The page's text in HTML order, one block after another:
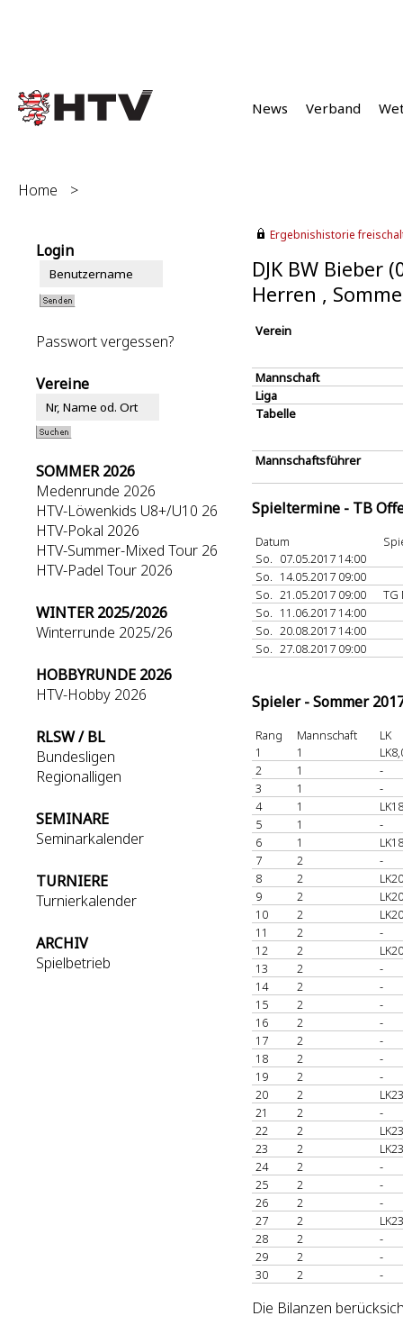
News Verband
Home >
Login
Passwort vergessen?
Vereine
SOMMER 2026
Medenrunde 2026
HTV-Löwenkids U8+/U10 26
HTV-Pokal 2026
HTV-Summer-Mixed Tour 26
HTV-Padel Tour 2026
WINTER 2025/2026
Winterrunde 2025/26
HOBBYRUNDE 2026
HTV-Hobby 2026
RLSW / BL
Bundesligen
Regionalligen
SEMINARE
Seminarkalender
TURNIERE
Turnierkalender
ARCHIV
Spielbetrieb
Ergebnishistorie
DJK BW Bieber
Herren ,
Verein
Mannschaft
Liga
Tabelle
Mannschaftsführer
Spieltermine - TB
Datum
So. 07.05.2017 14:00
So. 14.05.2017 09:00
So. 21.05.2017 09:00
TG
So. 11.06.2017 14:00
So. 20.08.2017 14:00
So. 27.08.2017 09:00
Spieler - Sommer
Rang Mannschaft
LK
1
1
2
1
-
3
1
-
4
1
5
1
-
6
1
7
2
-
8
2
9
2
10
2
11
2
-
12
2
13
2
-
14
2
-
15
2
-
16
2
-
17
2
-
18
2
-
19
2
-
20
2
21
2
-
22
2
23
2
24
2
-
25
2
-
26
2
-
27
2
28
2
-
29
2
-
30
2 -
Die Bilanzen